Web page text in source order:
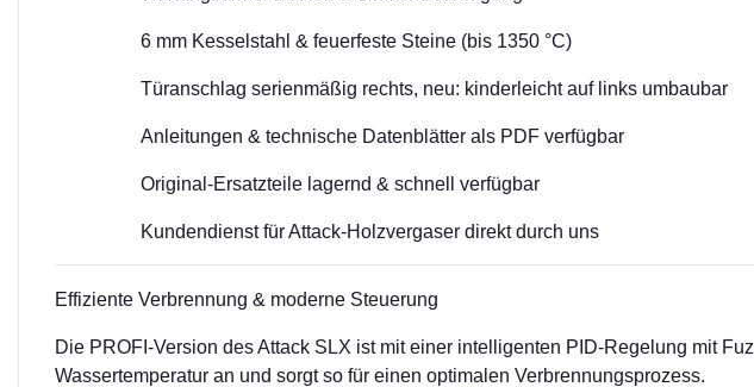
6 mm Kesselstahl & feuerfeste Steine (bis 1350 °C)
Türanschlag serienmäßig rechts, neu: kinderleicht auf links umbaubar
Anleitungen & technische Datenblätter als PDF verfügbar
Original-Ersatzteile lagernd & schnell verfügbar
Kundendienst für Attack-Holzvergaser direkt durch uns
Effiziente Verbrennung & moderne Steuerung
Die PROFI-Version des Attack SLX ist mit einer intelligenten PID-Regelung mit
Wassertemperatur an und sorgt so für einen optimalen Verbrennungsprozess.